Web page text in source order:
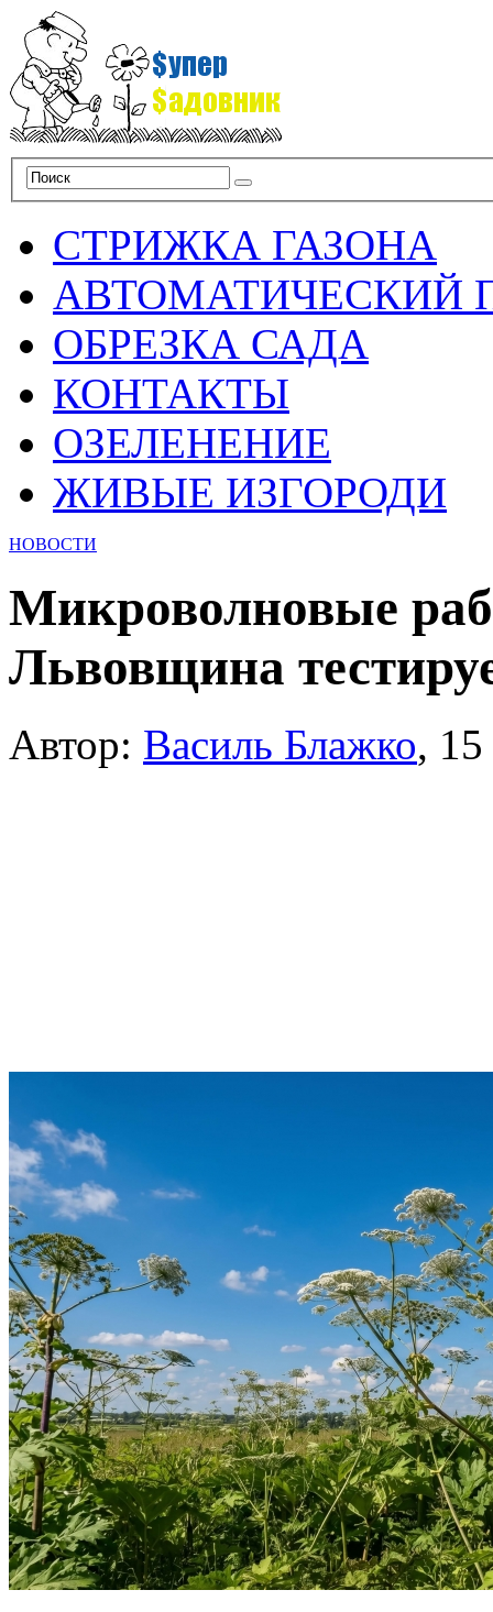
СТРИЖКА ГАЗОНА
АВТОМАТИЧЕСКИЙ
ОБРЕЗКА САДА
КОНТАКТЫ
ОЗЕЛЕНЕНИЕ
ЖИВЫЕ ИЗГОРОДИ
НОВОСТИ
Микроволновые
Львовщина
Автор: Василь Блажко,